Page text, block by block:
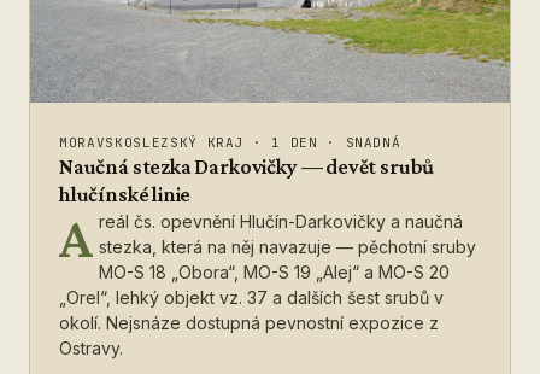
MORAVSKOSLEZSKÝ KRAJ · 1 DEN · SNADNÁ
Naučná stezka Darkovičky — devět srubů
hlučínské linie
A reál čs. opevnění Hlučín-Darkovičky a naučná
stezka, která na něj navazuje — pěchotní sruby
MO-S 18 „Obora“, MO-S 19 „Alej“ a MO-S 20
„Orel“, lehký objekt vz. 37 a dalších šest srubů v
okolí. Nejsnáze dostupná pevnostní expozice z
Ostravy.